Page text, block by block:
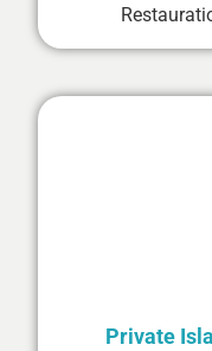
Private